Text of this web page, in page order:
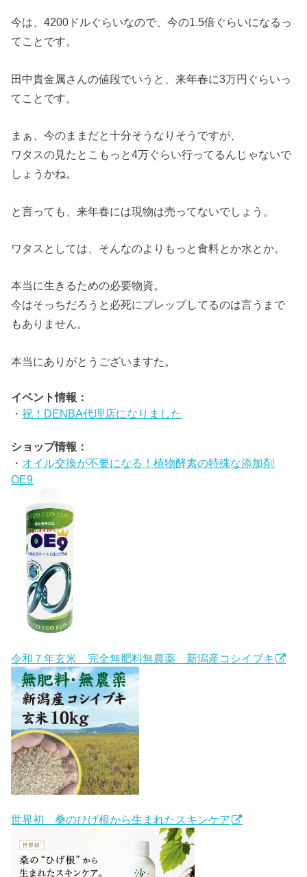
今は、4200ドルぐらいなので、今の1.5倍ぐらいになるっ
てことです。
田中貴金属さんの値段でいうと、来年春に3万円ぐらいっ
てことです。
まぁ、今のままだと十分そうなりそうですが、
ワタスの見たとこもっと4万ぐらい行ってるんじゃないで
しょうかね。
と言っても、来年春には現物は売ってないでしょう。
ワタスとしては、そんなのよりもっと食料とか水とか。
本当に生きるための必要物資。
今はそっちだろうと必死にプレップしてるのは言うまで
もありません。
本当にありがとうございますた。
イベント情報：
・祝！DENBA代理店になりました
ショップ情報：
・ オイル交換が不要になる！植物酵素の特殊な添加剤
OE9
令和７年玄米 完全無肥料無農薬 新潟産コシイブキ
世界初 桑のひげ根から生まれたスキンケア